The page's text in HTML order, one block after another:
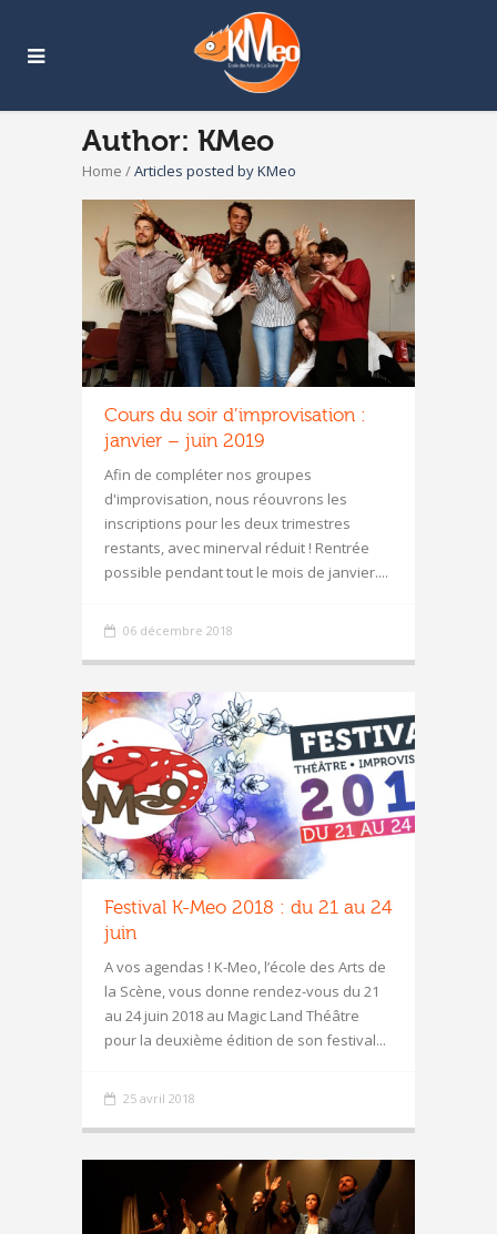
Author: KMeo
Home /Articles posted by KMeo
Cours du soir d’improvisation :
janvier – juin 2019
Afin de compléter nos groupes
d'improvisation, nous réouvrons les
inscriptions pour les deux trimestres
restants, avec minerval réduit ! Rentrée
possible pendant tout le mois de janvier....
06 décembre 2018
Festival K-Meo 2018 : du 21 au 24
juin
A vos agendas ! K-Meo, l’école des Arts de
la Scène, vous donne rendez-vous du 21
au 24 juin 2018 au Magic Land Théâtre
pour la deuxième édition de son festival...
25 avril 2018